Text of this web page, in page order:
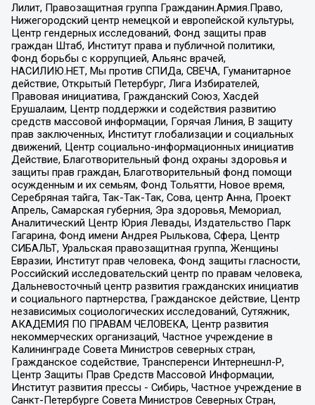
Лилит, Правозащитная группа Гражданин.Армия.Право,
Нижегородский центр немецкой и европейской культуры,
Центр гендерных исследований, Фонд защиты прав
граждан Штаб, Институт права и публичной политики,
Фонд борьбы с коррупцией, Альянс врачей,
НАСИЛИЮ.НЕТ, Мы против СПИДа, СВЕЧА, Гуманитарное
действие, Открытый Петербург, Лига Избирателей,
Правовая инициатива, Гражданский Союз, Хасдей
Ерушалаим, Центр поддержки и содействия развитию
средств массовой информации, Горячая Линия, В защиту
прав заключенных, Институт глобализации и социальных
движений, Центр социально-информационных инициатив
Действие, Благотворительный фонд охраны здоровья и
защиты прав граждан, Благотворительный фонд помощи
осужденным и их семьям, Фонд Тольятти, Новое время,
Серебряная тайга, Так-Так-Так, Сова, центр Анна, Проект
Апрель, Самарская губерния, Эра здоровья, Мемориал,
Аналитический Центр Юрия Левады, Издательство Парк
Гагарина, Фонд имени Андрея Рылькова, Сфера, Центр
СИБАЛЬТ, Уральская правозащитная группа, Женщины
Евразии, Институт прав человека, Фонд защиты гласности,
Российский исследовательский центр по правам человека,
Дальневосточный центр развития гражданских инициатив
и социального партнерства, Гражданское действие, Центр
независимых социологических исследований, Сутяжник,
АКАДЕМИЯ ПО ПРАВАМ ЧЕЛОВЕКА, Центр развития
некоммерческих организаций, Частное учреждение в
Калининграде Совета Министров северных стран,
Гражданское содействие, Трансперенси Интернешнл-Р,
Центр Защиты Прав Средств Массовой Информации,
Институт развития прессы - Сибирь, Частное учреждение в
Санкт-Петербурге Совета Министров Северных Стран,